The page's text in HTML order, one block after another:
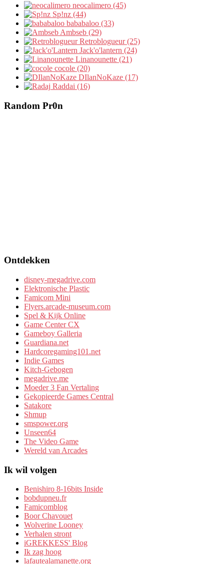
neocalimero (45)
Sp!nz (44)
bababaloo (33)
Ambseb (29)
Retroblogueur (25)
Jack'o'lantern (24)
Linanounette (21)
cocole (20)
DIlanNoKaze (17)
Raddai (16)
Random Pr0n
Ontdekken
disney-megadrive.com
Elektronische Plastic
Famicom Mini
Flyers.arcade-museum.com
Spel & Kijk Online
Game Center CX
Gameboy Galleria
Guardiana.net
Hardcoregaming101.net
Indie Games
Kitch-Gebogen
megadrive.me
Moeder 3 Fan Vertaling
Gekopieerde Games Central
Satakore
Shmup
smspower.org
Unseen64
The Video Game
Wereld van Arcades
Ik wil volgen
Benishiro 8-16bits Inside
bobdupneu.fr
Famicomblog
Boor Chavouet
Wolverine Looney
Verhalen stront
iGREKKESS' Blog
Ik zag hoog
lafautealamanette.org